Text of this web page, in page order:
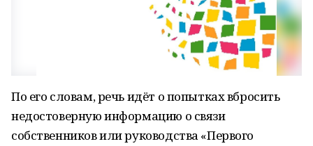
По его словам, речь идёт о попытках вбросить
недостоверную информацию о связи
собственников или руководства «Первого